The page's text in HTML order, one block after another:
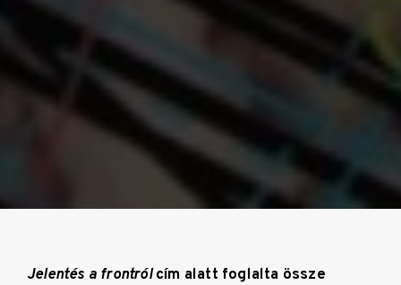
Jelentés a frontrólcím alatt foglalta össze